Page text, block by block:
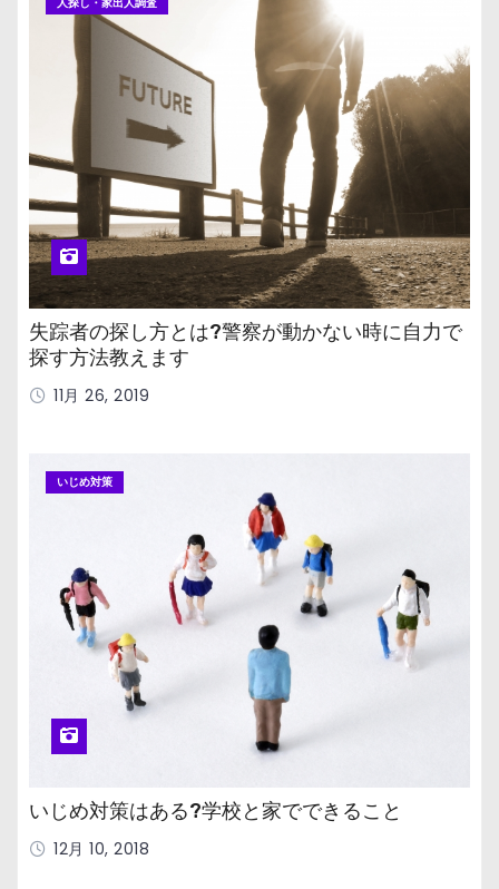
失踪者の探し方とは?警察が動かない時に自力で
探す方法教えます
11月 26, 2019
いじめ対策
いじめ対策はある?学校と家でできること
12月 10, 2018